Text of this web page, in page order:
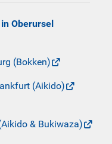
Oberursel
(Bokken)
(Aikido)
& Bukiwaza)